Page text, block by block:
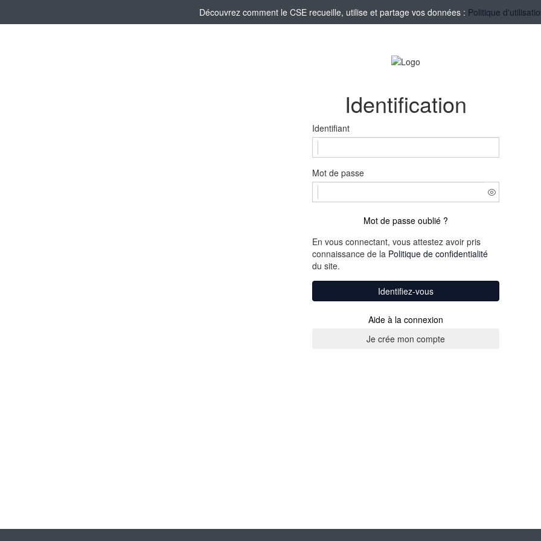
Découvrez comment le CSE recueille, utilise et partage vos données : Politique
Identification
Identifiant
Mot de passe
Mot de passe oublié ?
En vous connectant, vous attestez avoir pris
connaissance de la Politique de confidentialité
du site.
Identifiez-vous
Aide à la connexion